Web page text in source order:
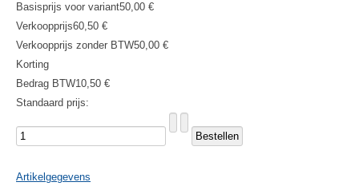
Basisprijs voor variant50,00 €
Verkoopprijs60,50 €
Verkoopprijs zonder BTW50,00 €
Korting
Bedrag BTW10,50 €
Standaard prijs:
Artikelgegevens